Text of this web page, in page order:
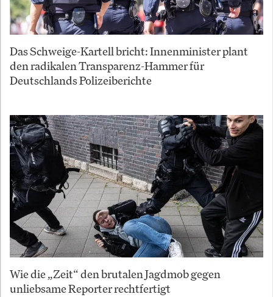
Das Schweige-Kartell bricht: Innenminister plant
den radikalen Transparenz-Hammer für
Deutschlands Polizeiberichte
Wie die „Zeit“ den brutalen Jagdmob gegen
unliebsame Reporter rechtfertigt